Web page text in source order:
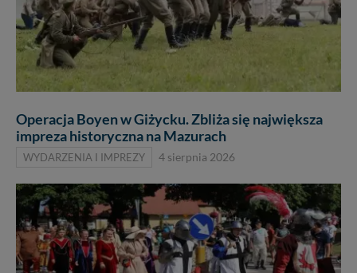
Operacja Boyen w Giżycku. Zbliża się największa
impreza historyczna na Mazurach
WYDARZENIA I IMPREZY 4 sierpnia 2026